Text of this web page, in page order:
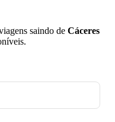
saindo de Cáceres